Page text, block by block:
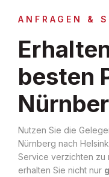
ANFRAGEN &
besten
Nutzen Sie die
Nürnberg nach
Service verzichten zu
erhalten Sie nicht nur